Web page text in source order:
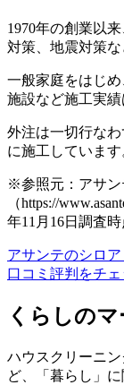
1970年の創業以
対策、地震対策な
一般家庭をはじ
施設など施工実
外注は一切行な
に施工しています
※参照元：アサン
（https://
年11月16日調査時
アサンテのシロ
口コミ評判をチェ
くらしのマ
ハウスクリーニ
ど、「暮らし」